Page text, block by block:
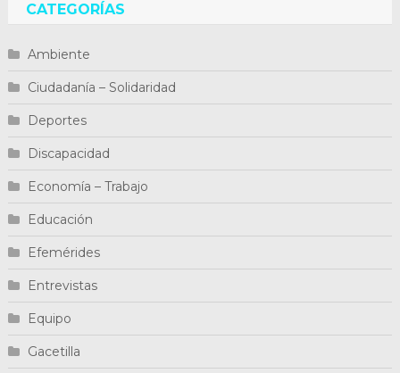
CATEGORÍAS
Ambiente
Ciudadanía – Solidaridad
Deportes
Discapacidad
Economía – Trabajo
Educación
Efemérides
Entrevistas
Equipo
Gacetilla